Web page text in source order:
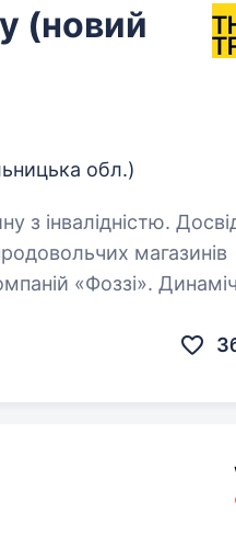
(новий
обл.)
з інвалідністю.
«Фоззі».